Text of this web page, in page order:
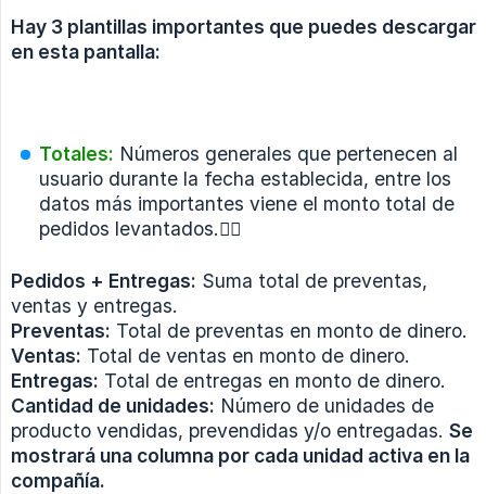
Hay 3 plantillas importantes que puedes descargar
en esta pantalla:
Totales: Números generales que pertenecen al
usuario durante la fecha establecida, entre los
datos más importantes viene el monto total de
pedidos levantados.👇🏼
Pedidos + Entregas: Suma total de preventas,
ventas y entregas.
Preventas: Total de preventas en monto de dinero.
Ventas: Total de ventas en monto de dinero.
Entregas: Total de entregas en monto de dinero.
Cantidad de unidades: Número de unidades de
producto vendidas, prevendidas y/o entregadas. Se
mostrará una columna por cada unidad activa en la
compañía.